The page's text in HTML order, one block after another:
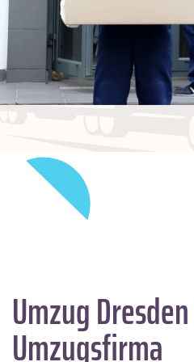
Umzug Dresden
Umzugsfirma